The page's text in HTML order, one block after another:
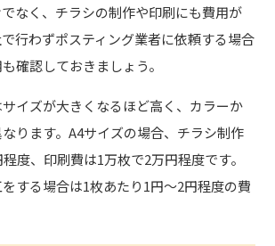
なく、チラシの制作や印刷にも費用が
行わずポスティング業者に依頼する場合
確認しておきましょう。
イズが大きくなるほど高く、カラーか
ります。A4サイズの場合、チラシ制作
度、印刷費は1万枚で2万円程度です。
する場合は1枚あたり1円〜2円程度の費